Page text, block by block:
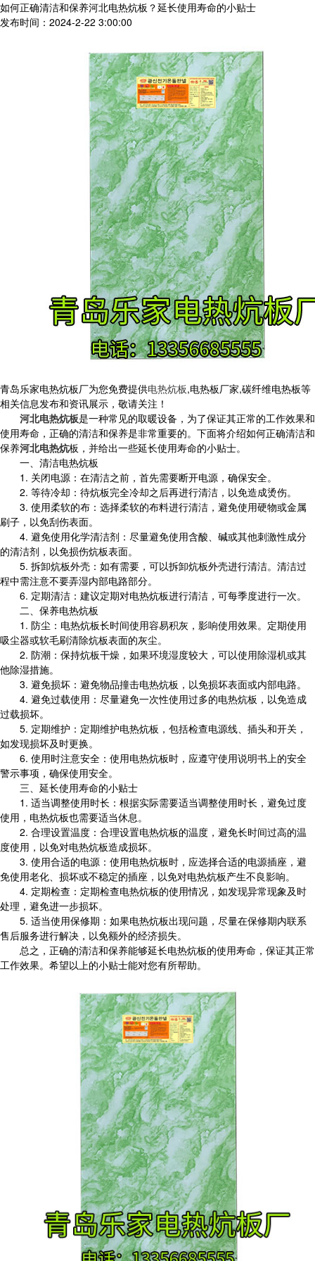
如何正确清洁和保养河北电热炕板？延长使用寿命的小贴士
发布时间：2024-2-22 3:00:00
青岛乐家电热炕板厂为您免费提供电热炕板,电热板厂家,碳纤维电热板等
相关信息发布和资讯展示，敬请关注！
河北电热炕板是一种常见的取暖设备，为了保证其正常的工作效果和
使用寿命，正确的清洁和保养是非常重要的。下面将介绍如何正确清洁和
保养河北电热炕板，并给出一些延长使用寿命的小贴士。
一、清洁电热炕板
1. 关闭电源：在清洁之前，首先需要断开电源，确保安全。
2. 等待冷却：待炕板完全冷却之后再进行清洁，以免造成烫伤。
3. 使用柔软的布：选择柔软的布料进行清洁，避免使用硬物或金属
刷子，以免刮伤表面。
4. 避免使用化学清洁剂：尽量避免使用含酸、碱或其他刺激性成分
的清洁剂，以免损伤炕板表面。
5. 拆卸炕板外壳：如有需要，可以拆卸炕板外壳进行清洁。清洁过
程中需注意不要弄湿内部电路部分。
6. 定期清洁：建议定期对电热炕板进行清洁，可每季度进行一次。
二、保养电热炕板
1. 防尘：电热炕板长时间使用容易积灰，影响使用效果。定期使用
吸尘器或软毛刷清除炕板表面的灰尘。
2. 防潮：保持炕板干燥，如果环境湿度较大，可以使用除湿机或其
他除湿措施。
3. 避免损坏：避免物品撞击电热炕板，以免损坏表面或内部电路。
4. 避免过载使用：尽量避免一次性使用过多的电热炕板，以免造成
过载损坏。
5. 定期维护：定期维护电热炕板，包括检查电源线、插头和开关，
如发现损坏及时更换。
6. 使用时注意安全：使用电热炕板时，应遵守使用说明书上的安全
警示事项，确保使用安全。
三、延长使用寿命的小贴士
1. 适当调整使用时长：根据实际需要适当调整使用时长，避免过度
使用，电热炕板也需要适当休息。
2. 合理设置温度：合理设置电热炕板的温度，避免长时间过高的温
度使用，以免对电热炕板造成损坏。
3. 使用合适的电源：使用电热炕板时，应选择合适的电源插座，避
免使用老化、损坏或不稳定的插座，以免对电热炕板产生不良影响。
4. 定期检查：定期检查电热炕板的使用情况，如发现异常现象及时
处理，避免进一步损坏。
5. 适当使用保修期：如果电热炕板出现问题，尽量在保修期内联系
售后服务进行解决，以免额外的经济损失。
总之，正确的清洁和保养能够延长电热炕板的使用寿命，保证其正常
工作效果。希望以上的小贴士能对您有所帮助。